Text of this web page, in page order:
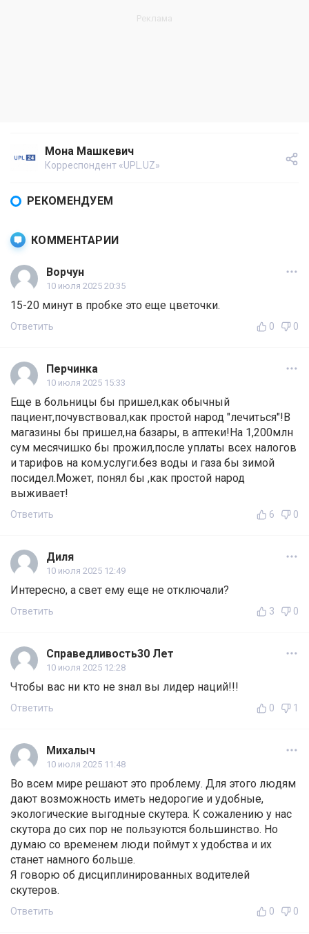
Мона Машкевич
Корреспондент «UPL.UZ»
РЕКОМЕНДУЕМ
КОММЕНТАРИИ
Ворчун
10 июля 2025 20:35
15-20 минут в пробке это еще цветочки.
Ответить 0 0
Перчинка
10 июля 2025 15:33
Еще в больницы бы пришел,как обычный
пациент,почувствовал,как простой народ "лечиться"!В
магазины бы пришел,на базары, в аптеки!На 1,200млн
сум месячишко бы прожил,после уплаты всех налогов
и тарифов на ком.услуги.без воды и газа бы зимой
посидел.Может, понял бы ,как простой народ
выживает!
Ответить 6 0
Диля
10 июля 2025 12:49
Интересно, а свет ему еще не отключали?
Ответить 3 0
Справедливость30 Лет
10 июля 2025 12:28
Чтобы вас ни кто не знал вы лидер наций!!!
Ответить 0 1
Михалыч
10 июля 2025 11:48
Во всем мире решают это проблему. Для этого людям
дают возможность иметь недорогие и удобные,
экологические выгодные скутера. К сожалению у нас
скутора до сих пор не пользуются большинство. Но
думаю со временем люди поймут х удобства и их
станет намного больше.
Я говорю об дисциплинированных водителей
скутеров.
Ответить 0 0